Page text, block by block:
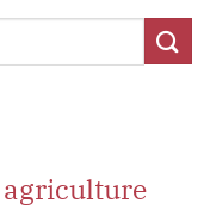
agriculture